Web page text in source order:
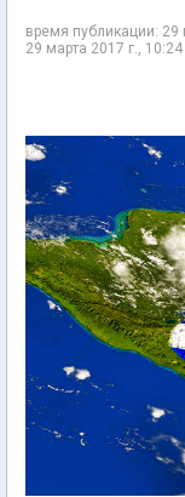
время публикации: 29
29 марта 2017 г., 10:24